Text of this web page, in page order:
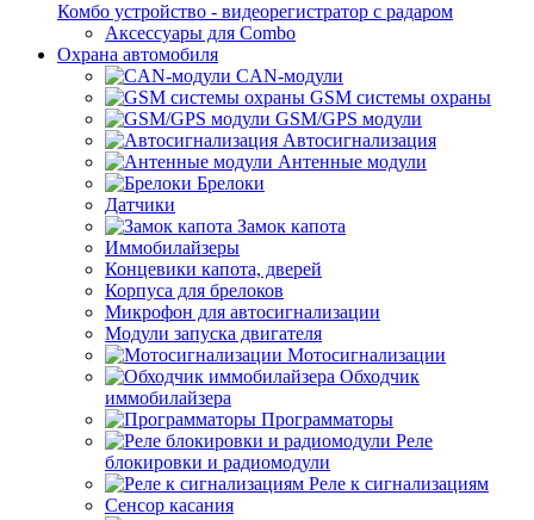
Комбо устройство - видеорегистратор с радаром
Аксессуары для Combo
Охрана автомобиля
CAN-модули
GSM системы охраны
GSM/GPS модули
Автосигнализация
Антенные модули
Брелоки
Датчики
Замок капота
Иммобилайзеры
Концевики капота, дверей
Корпуса для брелоков
Микрофон для автосигнализации
Модули запуска двигателя
Мотосигнализации
Обходчик
иммобилайзера
Программаторы
Реле
блокировки и радиомодули
Реле к сигнализациям
Сенсор касания